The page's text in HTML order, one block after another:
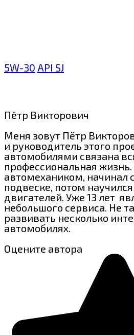
5W-30 API SJ
Пётр Викторович
Меня зовут Пётр
и руководитель этого
автомобилями связана
профессиональная жизнь.
автомехаником, начинал
подвеске, потом
двигателей. Уже 13 лет
небольшого сервиса. Не
развивать несколько
автомобилях.
Оцените автора